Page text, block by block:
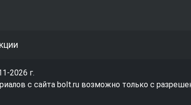
2026 г.
с сайта bolt.ru возможно только с